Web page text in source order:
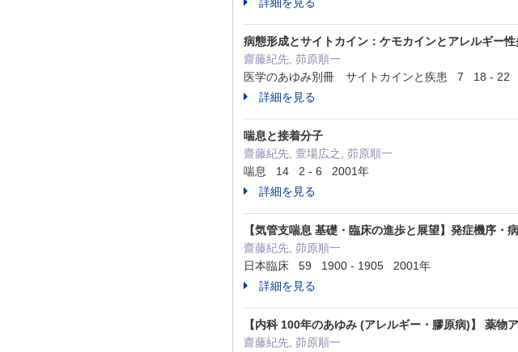
病態形成とサイトカイン：ケモカインとアレルギー性
齋藤紀先, 茆原順一
医学のあゆみ別冊 サイトカインと疾患 7 18 - 22
詳細を見る
喘息と接着分子
齋藤紀先, 萱場広之, 茆原順一
喘息 14 2 - 6 2001年
詳細を見る
【気管支喘息 基礎・臨床の進歩と展望】発症機序
齋藤紀先, 茆原順一
日本臨床 59 1900 - 1905 2001年
詳細を見る
【内科 100年のあゆみ (アレルギー・膠原病)】 薬物
齋藤紀先, 茆原順一